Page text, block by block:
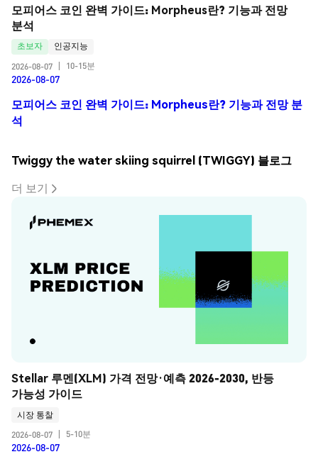
모피어스 코인 완벽 가이드: Morpheus란? 기능과 전망
분석
초보자
인공지능
2026-08-07
10-15분
2026-08-07
모피어스 코인 완벽 가이드: Morpheus란? 기능과 전망 분
석
Twiggy the water skiing squirrel (TWIGGY) 블로그
더 보기
Stellar 루멘(XLM) 가격 전망·예측 2026-2030, 반등
가능성 가이드
시장 통찰
2026-08-07
5-10분
2026-08-07